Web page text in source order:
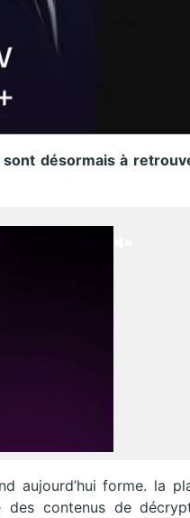
désormais à
aujourd’hui forme. la
des contenus de